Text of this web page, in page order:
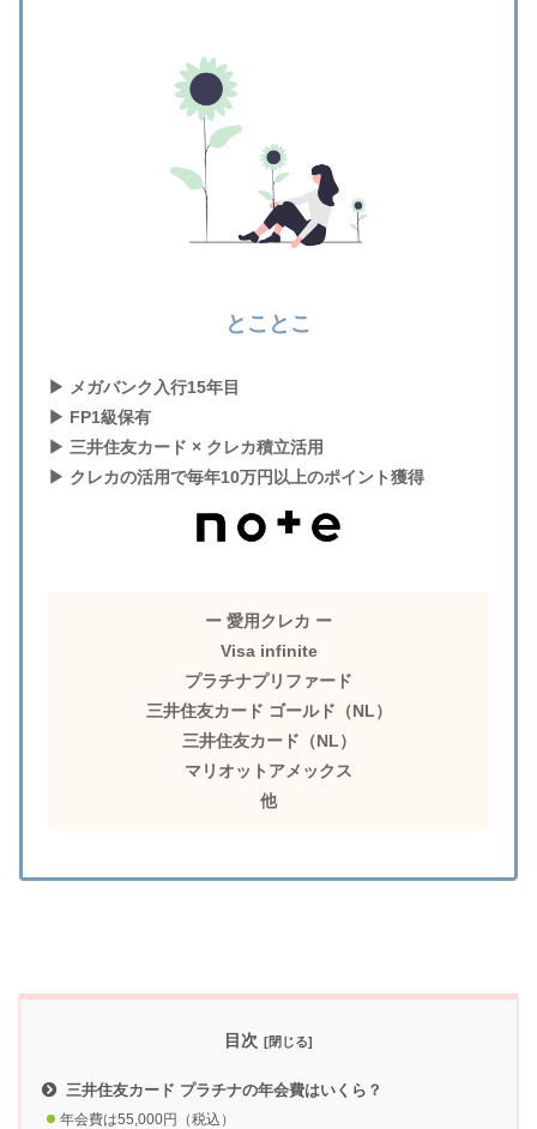
とことこ
▶︎ メガバンク入行15年目
▶︎ FP1級保有
▶︎ 三井住友カード × クレカ積立活用
▶︎ クレカの活用で毎年10万円以上のポイント獲得
ー 愛用クレカ ー
Visa infinite
プラチナプリファード
三井住友カード ゴールド（NL）
三井住友カード（NL）
マリオットアメックス
他
目次
三井住友カード プラチナの年会費はいくら？
年会費は55,000円（税込）